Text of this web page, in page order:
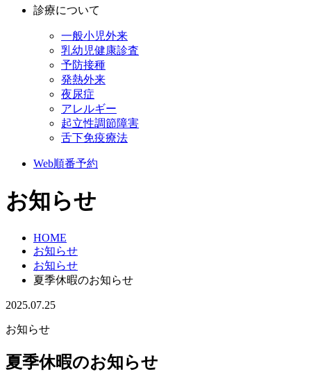
診療について
一般小児外来
乳幼児健康診査
予防接種
発熱外来
夜尿症
アレルギー
起立性調節障害
舌下免疫療法
Web順番予約
お知らせ
HOME
お知らせ
お知らせ
夏季休暇のお知らせ
2025.07.25
お知らせ
夏季休暇のお知らせ